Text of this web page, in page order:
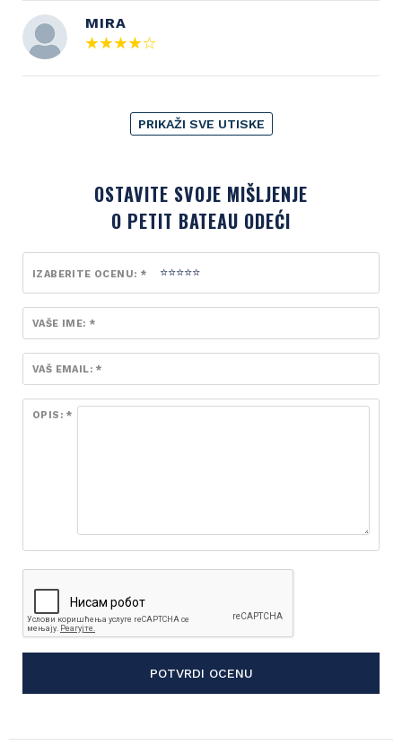
MIRA
PRIKAŽI SVE UTISKE
OSTAVITE SVOJE MIŠLJENJE
O PETIT BATEAU ODEĆI
IZABERITE OCENU: *
VAŠE IME: *
VAŠ EMAIL: *
OPIS: *
POTVRDI OCENU